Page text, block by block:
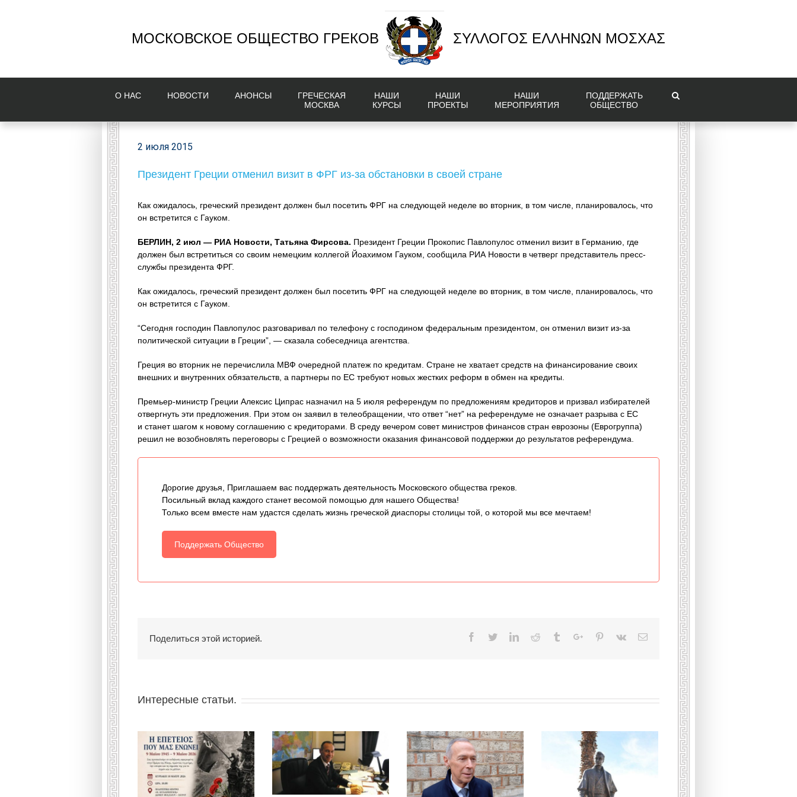
МОСКОВСКОЕ ОБЩЕСТВО ГРЕКОВ ΣΥΛΛΟΓΟΣ ΕΛΛΗΝΩΝ ΜΟΣΧΑΣ
О НAС НОВОСТИ AНОНСЫ
ГРЕЧЕСКАЯ
МОСКВА
НАШИ
КУРСЫ
НАШИ
ПРОЕКТЫ
НАШИ
МЕРОПРИЯТИЯ
ПОДДЕРЖАТЬ
ОБЩЕСТВО
2 июля 2015
Президент Греции отменил визит в ФРГ из-за обстановки в своей стране
Как ожидалось, греческий президент должен был посетить ФРГ на следующей неделе во вторник, в том числе, планировалось, что
он встретится с Гауком.
БЕРЛИН, 2 июл — РИА Новости, Татьяна Фирсова. Президент Греции Прокопис Павлопулос отменил визит в Германию, где
должен был встретиться со своим немецким коллегой Йоахимом Гауком, сообщила РИА Новости в четверг представитель пресс-
службы президента ФРГ.
Как ожидалось, греческий президент должен был посетить ФРГ на следующей неделе во вторник, в том числе, планировалось, что
он встретится с Гауком.
“Сегодня господин Павлопулос разговаривал по телефону с господином федеральным президентом, он отменил визит из-за
политической ситуации в Греции”, — сказала собеседница агентства.
Греция во вторник не перечислила МВФ очередной платеж по кредитам. Стране не хватает средств на финансирование своих
внешних и внутренних обязательств, а партнеры по ЕС требуют новых жестких реформ в обмен на кредиты.
Премьер-министр Греции Алексис Ципрас назначил на 5 июля референдум по предложениям кредиторов и призвал избирателей
отвергнуть эти предложения. При этом он заявил в телеобращении, что ответ “нет” на референдуме не означает разрыва с ЕС
и станет шагом к новому соглашению с кредиторами. В среду вечером совет министров финансов стран еврозоны (Еврогруппа)
решил не возобновлять переговоры с Грецией о возможности оказания финансовой поддержки до результатов референдума.
Дорогие друзья, Приглашаем вас поддержать деятельность Московского общества греков.
Посильный вклад каждого станет весомой помощью для нашего Общества!
Только всем вместе нам удастся сделать жизнь греческой диаспоры столицы той, о которой мы все мечтаем!
Поддержать Общество
Поделиться этой историей. Facebook
TwitterLinkedinReddit TumblrGoogle+Pinterest
Vk Email
Интересные статьи.